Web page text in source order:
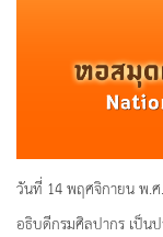
วันที่ 14 พฤศจิกายน พ.ศ
อธิบดีกรมศิลปากร เป็นป